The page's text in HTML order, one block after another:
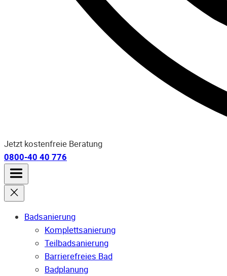
Jetzt kostenfreie Beratung
0800-40 40 776
Badsanierung
Komplettsanierung
Teilbadsanierung
Barrierefreies Bad
Badplanung